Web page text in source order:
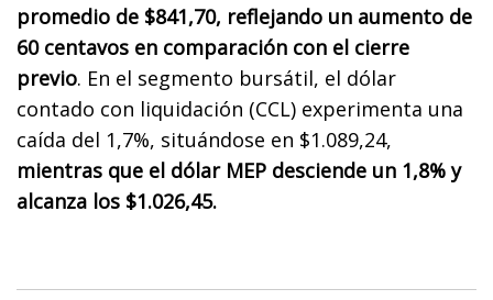
promedio de $841,70, reflejando un aumento de
60 centavos en comparación con el cierre
previo. En el segmento bursátil, el dólar
contado con liquidación (CCL) experimenta una
caída del 1,7%, situándose en $1.089,24,
mientras que el dólar MEP desciende un 1,8% y
alcanza los $1.026,45.